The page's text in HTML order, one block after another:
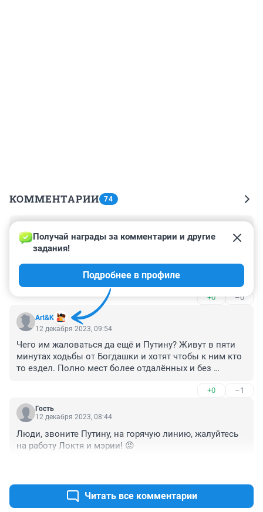
КОММЕНТАРИИ 74
12 декабря 2023, 15:36
Ответ они написали! Кому нужны их лживые отписки!
Надо звонить и звонить на прямую линию. А потом
писать в администрацию президента. Массово, всем.
И не только по конкретному маршруту. А на тему:
уберите этих бездарных руководителей
+0 –0
Art&K
Получай награды за комментарии и другие
задания!
Подробнее в профиле
12 декабря 2023, 09:54
Чего им жаловаться да ещё и Путину? Живут в пяти
минутах ходьбы от Богдашки и хотят чтобы к ним кто
то ездел. Полно мест более отдалённых и без
+0 –1
Гость
12 декабря 2023, 08:44
Люди, звоните Путину, на горячую линию, жалуйтесь
на работу Локтя и мэрии! 😡
Читать все комментарии